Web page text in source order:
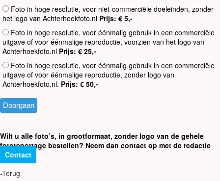
Foto in hoge resolutie, voor niet-commerciële doeleinden, zonder
het logo van Achterhoekfoto.nl Prijs: € 5,-
Foto in hoge resolutie, voor éénmalig gebruik in een commerciële
uitgave of voor éénmalige reproductie, voorzien van het logo van
Achterhoekfoto.nl Prijs: € 25,-
Foto in hoge resolutie, voor éénmalig gebruik in een commerciële
uitgave of voor éénmalige reproductie, zonder logo van
Achterhoekfoto.nl. Prijs: € 50,-
Wilt u alle foto’s, in grootformaat, zonder logo van de gehele
fotoreportage bestellen? Neem dan contact op met de redactie
Contact
-Terug